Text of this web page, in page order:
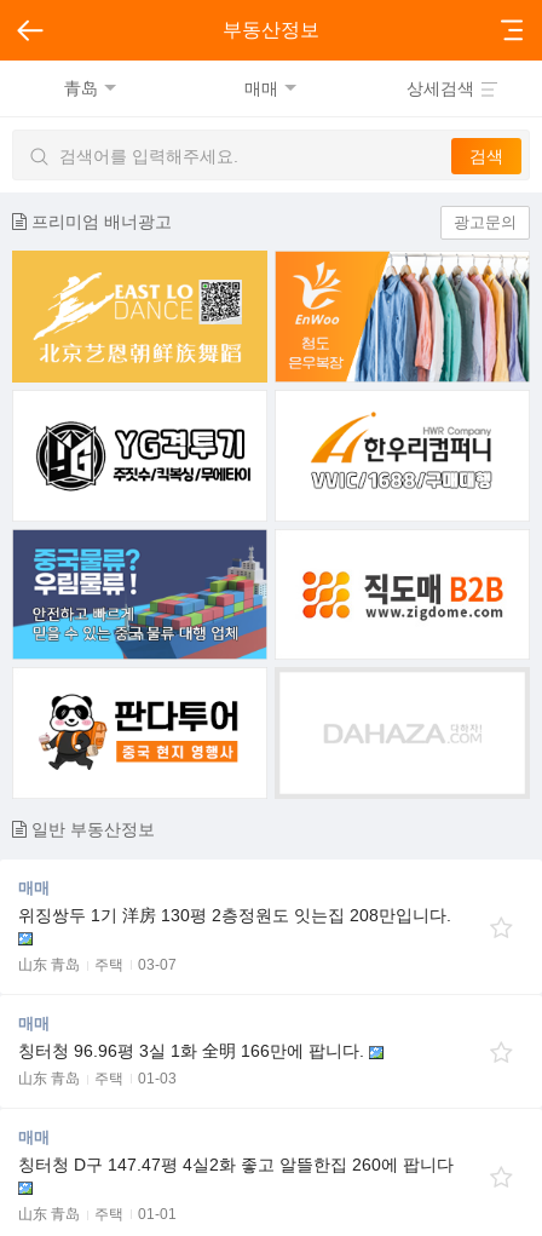
부동산정보
青岛 매매 상세검색
프리미엄 배너광고 광고문의
일반 부동산정보
매매
위징쌍두 1기 洋房 130평 2층정원도 잇는집 208만입니다.
山东 青岛 주택 03-07
매매
칭터청 96.96평 3실 1화 全明 166만에 팝니다.
山东 青岛 주택 01-03
매매
칭터청 D구 147.47평 4실2화 좋고 알뜰한집 260에 팝니다
山东 青岛 주택 01-01